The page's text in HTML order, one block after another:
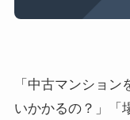
「中古マンショ
いかかるの？」「